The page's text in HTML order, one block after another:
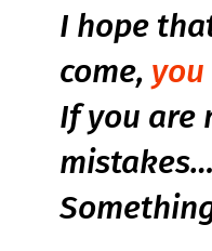
I hope
come,
If you are